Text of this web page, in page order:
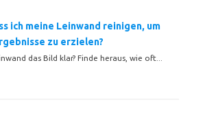
ich meine Leinwand reinigen, um
zu erzielen?
das Bild klar? Finde heraus, wie oft...